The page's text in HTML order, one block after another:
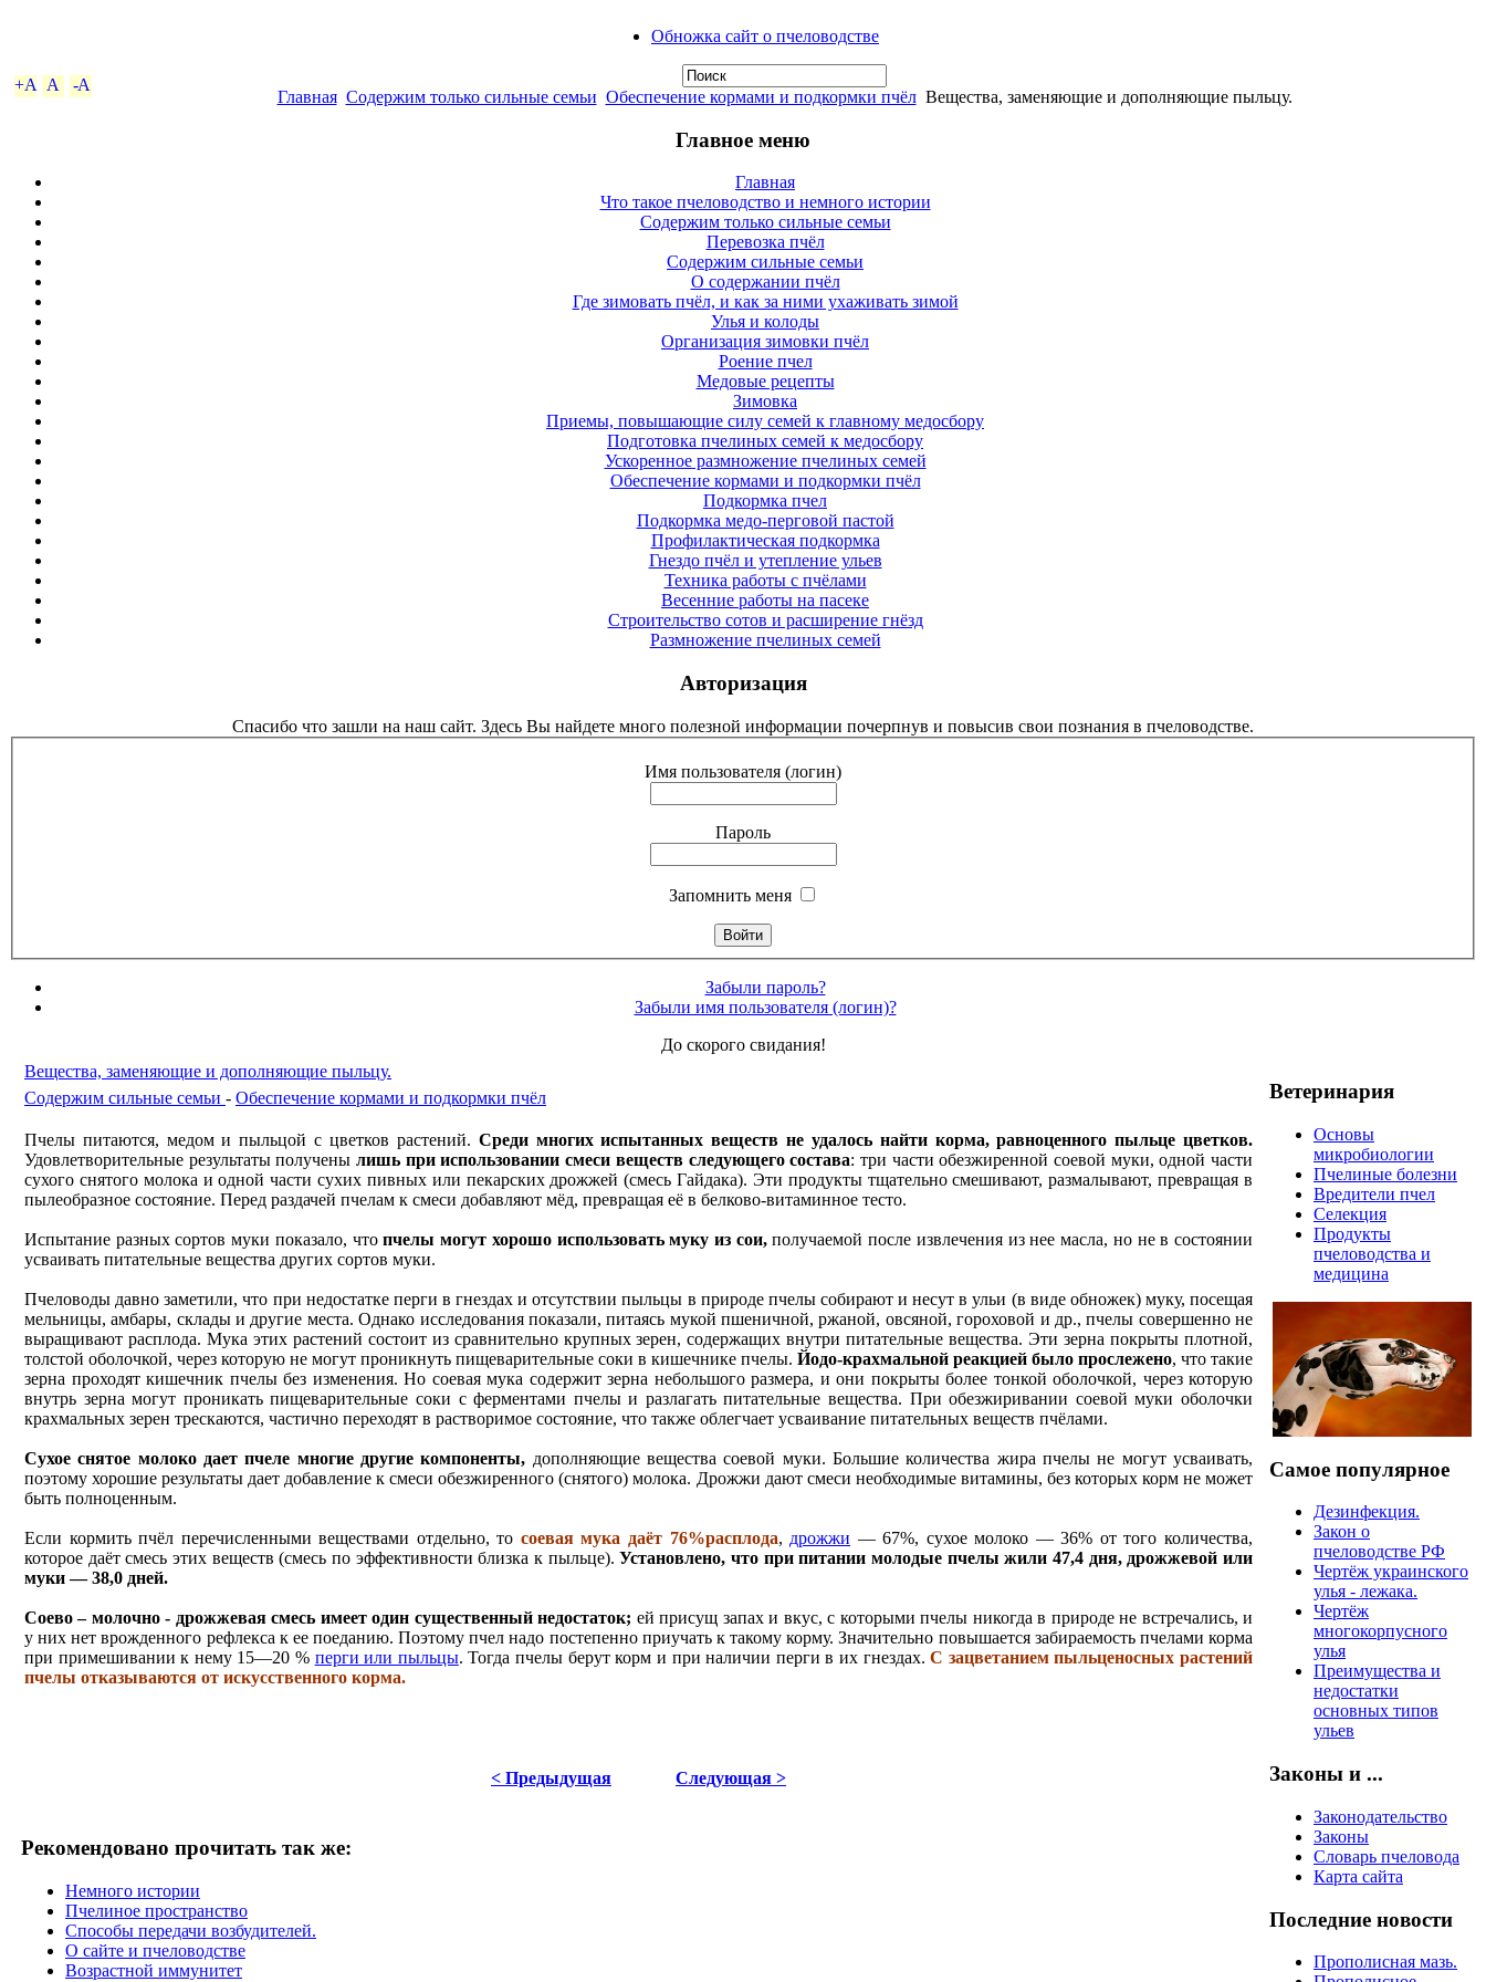
Обножка сайт о пчеловодстве
+A A -A
Главная Содержим только сильные семьи Обеспечение кормами и подкормки пчёл Вещества, заменяющие и дополняющие пыльцу.
Главное меню
Главная
Что такое пчеловодство и немного истории
Содержим только сильные семьи
Перевозка пчёл
Содержим сильные семьи
О содержании пчёл
Где зимовать пчёл, и как за ними ухаживать зимой
Улья и колоды
Организация зимовки пчёл
Роение пчел
Медовые рецепты
Зимовка
Приемы, повышающие силу семей к главному медосбору
Подготовка пчелиных семей к медосбору
Ускоренное размножение пчелиных семей
Обеспечение кормами и подкормки пчёл
Подкормка пчел
Подкормка медо-перговой пастой
Профилактическая подкормка
Гнездо пчёл и утепление ульев
Техника работы с пчёлами
Весенние работы на пасеке
Строительство сотов и расширение гнёзд
Размножение пчелиных семей
Авторизация
Спасибо что зашли на наш сайт. Здесь Вы найдете много полезной информации почерпнув и повысив свои познания в пчеловодстве.
Имя пользователя (логин)
Пароль
Запомнить меня
Забыли пароль?
Забыли имя пользователя (логин)?
До скорого свидания!
Вещества, заменяющие и дополняющие пыльцу.
Содержим сильные семьи - Обеспечение кормами и подкормки пчёл
Пчелы питаются, медом и пыльцой с цветков растений. Среди многих испытанных веществ не удалось найти корма, равноценного пыльце цветков.
Удовлетворительные результаты полученылишь при использовании смеси веществ следующего состава: три части обезжиренной соевой муки, одной части
сухого снятого молока и одной части сухих пивных или пекарских дрожжей (смесь Гайдака). Эти продукты тщательно смешивают, размалывают, превращая в
пылеобразнoe состояние. Перед раздачей пчелам к смеси добавляют мёд, превращая её в белково-витаминное тесто.
Испытание разных сортов му­ки показало, чтопчелы могут хорошо использовать муку из сои,получаемой после извлечения из нее масла, но не в состоянии
усваивать питательные вещества других сортов муки.
Пчеловоды давно заметили, что при недостатке перги в гнездах и отсутствии пыльцы в природе пче­лы собирают и несут в ульи (в виде обножек) муку, посещая
мельницы, амбары, склады и другие места. Однако исследования показали, питаясь мукой пшеничной, ржаной, овсяной, гороховой и др., пчелы совершенно не
выращивают расплода. Мука этих растений состоит из сравнительно крупных зерен, содержащих внутри питательные вещества. Эти зерна покрыты плотной,
толстой оболочкой, через которую не могут проникнуть пищеварительные соки в кишечнике пчелы. Йодо-крахмальной реакцией было прослежено, что такие
зерна проходят кишечник пчелы без изменения. Но соевая мука содержит зерна небольшого размера, и они покрыты более тонкой оболочкой, через которую
внутрь зерна могут проникать пищеварительные соки с ферментами пчелы и разлагать питательные вещества. При обезжиривании соевой муки оболочки
крахмальных зерен трескаются, частично переходят в растворимое состояние, что также облегчает усваивание питательных веществ пчёлами.
Сухое снятое молоко дает пчеле многие другие компоненты, дополняющие вещества соевой муки. Большие количества жира пчелы не могут усваивать,
поэтому хорошие результаты дает добавление к смеси обезжиренного (снятого) молока. Дрожжи дают смеси необходимые витамины, без которых корм не может
быть полноценным.
Если кормить пчёл перечисленными веществами отдельно, то соевая мука даёт 76%расплода,дрожжи — 67%, сухое молоко — 36% от того количества,
которое даёт смесь этих веществ (смесь по эффективности близка к пыльце).Установлено, что при питании молодые пчелы жили 47,4 дня, дрожжевой или
муки — 38,0 дней.
Соево – молочно - дрожжевая смесь имеет один существенный недостаток; ей присущ запах и вкус, с которыми пчелы никогда в природе не встречались, и
у них нет врожденного рефлекса к ее поеданию. Поэтому пчел надо постепенно приучать к такому корму. Значительно повышается забираемость пчелами корма
при примешивании к нему 15—20 % перги или пыльцы. Тогда пчелы берут корм и при наличии перги в их гнездах.С зацветанием пыльценосных растений
пчелы отказываются от искусственного корма.
< Предыдущая Следующая >
Рекомендовано прочитать так же:
Немного истории
Пчелиное пространство
Способы передачи возбудителей.
О сайте и пчеловодстве
Возрастной иммунитет
Ветеринария
Основы
микробиологии
Пчелиные болезни
Вредители пчел
Селекция
Продукты
пчеловодства и
медицина
Самое популярное
Дезинфекция.
Закон о
пчеловодстве РФ
Чертёж украинского
улья - лежака.
Чертёж
многокорпусного
улья
Преимущества и
недостатки
основных типов
ульев
Законы и ...
Законодательство
Законы
Словарь пчеловода
Карта сайта
Последние новости
Прополисная мазь.